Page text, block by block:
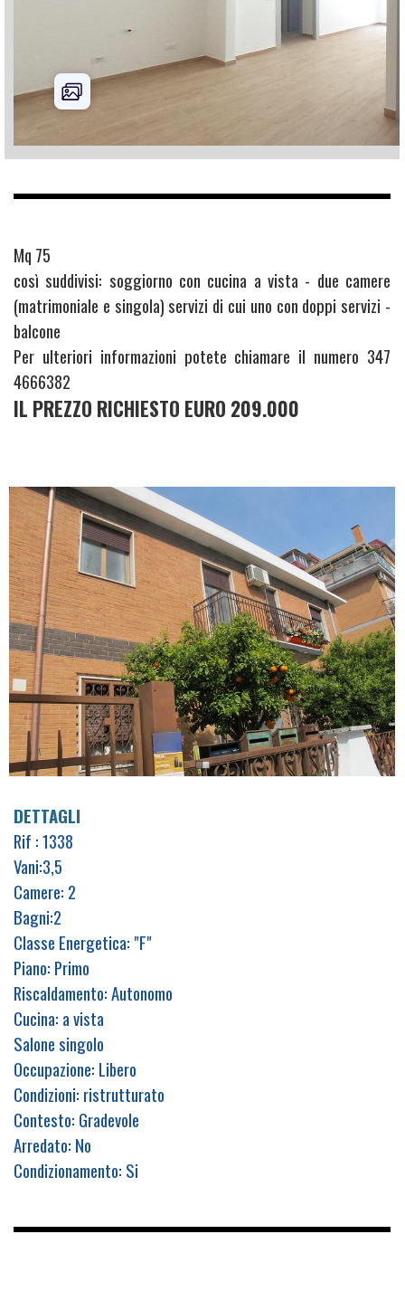
Mq 75
così suddivisi: soggiorno con cucina a vista - due camere
(matrimoniale e singola) servizi di cui uno con doppi servizi -
balcone
Per ulteriori informazioni potete chiamare il numero 347
4666382
IL PREZZO RICHIESTO EURO 209.000
DETTAGLI
Rif : 1338
Vani:3,5
Camere: 2
Bagni:2
Classe Energetica: "F"
Piano: Primo
Riscaldamento: Autonomo
Cucina: a vista
Salone singolo
Occupazione: Libero
Condizioni: ristrutturato
Contesto: Gradevole
Arredato: No
Condizionamento: Si